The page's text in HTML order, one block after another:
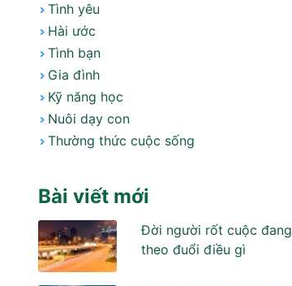
Tình yêu
Hài ước
Tình bạn
Gia đình
Kỹ năng học
Nuôi dạy con
Thường thức cuộc sống
Bài viết mới
Đời người rốt cuộc đang
theo đuổi điều gì